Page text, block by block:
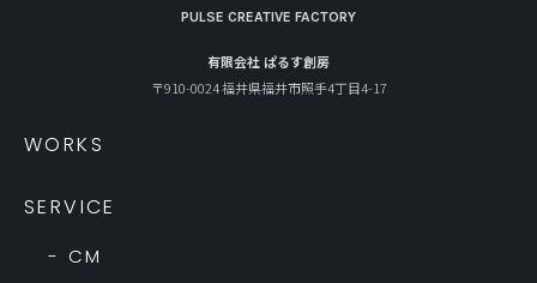
PULSE CREATIVE FACTORY
有限会社 ぱるす創房
〒910-0024 福井県福井市照手4丁目4-17
WORKS
SERVICE
- CM